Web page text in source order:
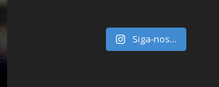
Siga-nos...